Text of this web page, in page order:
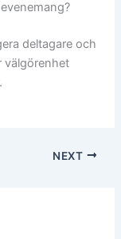
deltagare och
välgörenhet
NEXT